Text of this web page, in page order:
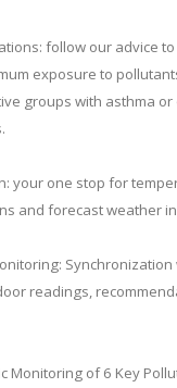
follow our advice
exposure to
groups with asthma
your one stop for
and forecast weather
Synchronization
readings,
Monitoring of 6 Key